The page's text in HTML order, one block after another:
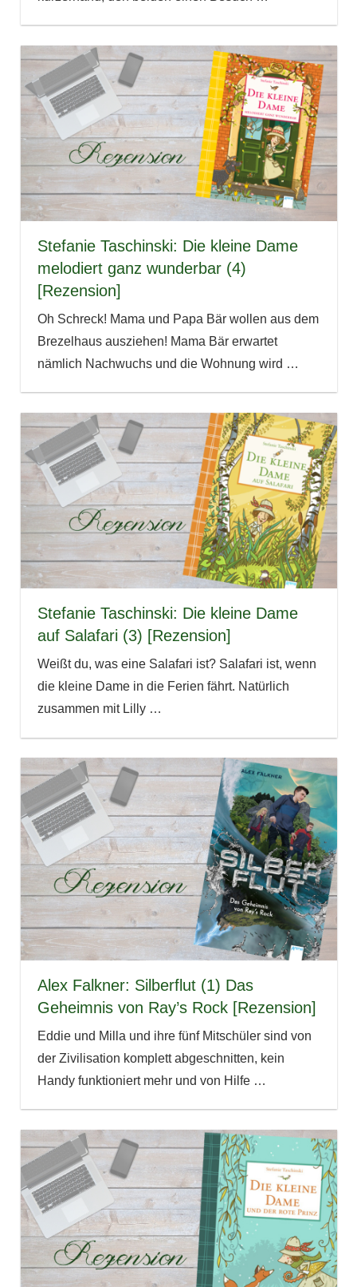
Stefanie Taschinski: Die kleine Dame
melodiert ganz wunderbar (4)
[Rezension]
Oh Schreck! Mama und Papa Bär wollen aus dem
Brezelhaus ausziehen! Mama Bär erwartet
nämlich Nachwuchs und die Wohnung wird …
Stefanie Taschinski: Die kleine Dame
auf Salafari (3) [Rezension]
Weißt du, was eine Salafari ist? Salafari ist, wenn
die kleine Dame in die Ferien fährt. Natürlich
zusammen mit Lilly …
Alex Falkner: Silberflut (1) Das
Geheimnis von Ray’s Rock [Rezension]
Eddie und Milla und ihre fünf Mitschüler sind von
der Zivilisation komplett abgeschnitten, kein
Handy funktioniert mehr und von Hilfe …